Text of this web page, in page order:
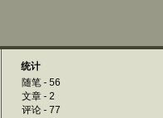
统计
随笔 - 56
文章 - 2
评论 - 77